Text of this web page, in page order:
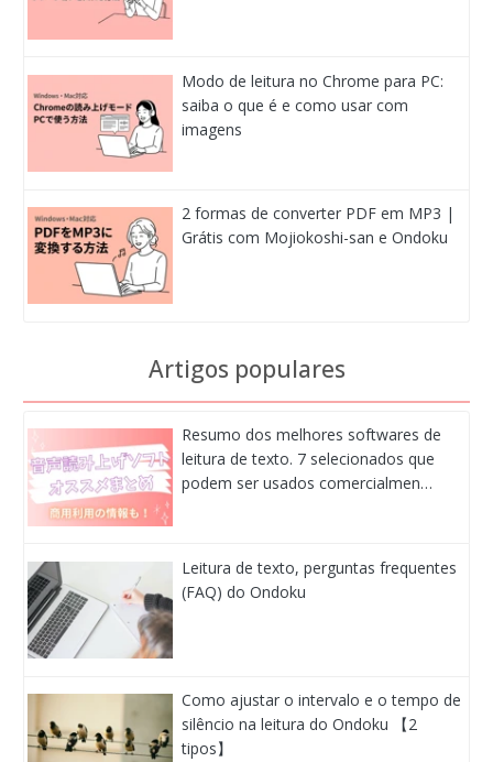
Modo de leitura no Chrome para PC:
saiba o que é e como usar com
imagens
2 formas de converter PDF em MP3 |
Grátis com Mojiokoshi-san e Ondoku
Artigos populares
Resumo dos melhores softwares de
leitura de texto. 7 selecionados que
podem ser usados comercialmen…
Leitura de texto, perguntas frequentes
(FAQ) do Ondoku
Como ajustar o intervalo e o tempo de
silêncio na leitura do Ondoku 【2
tipos】